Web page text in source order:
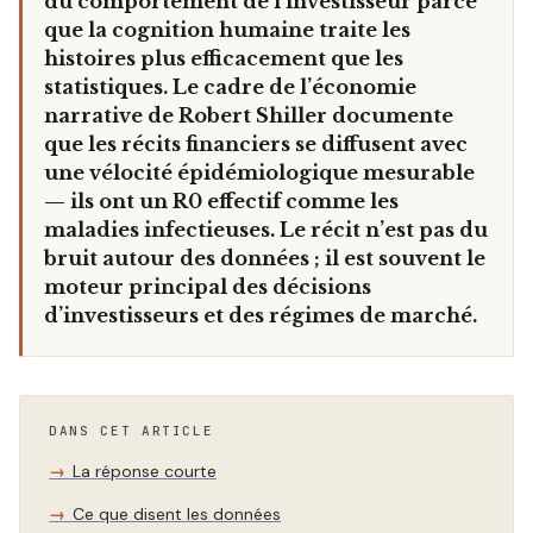
que la cognition humaine traite les
histoires plus efficacement que les
statistiques. Le cadre de l’économie
narrative de Robert Shiller documente
que les récits financiers se diffusent avec
une vélocité épidémiologique mesurable
— ils ont un R0 effectif comme les
maladies infectieuses. Le récit n’est pas du
bruit autour des données ; il est souvent le
moteur principal des décisions
d’investisseurs et des régimes de marché.
DANS CET ARTICLE
La réponse courte
Ce que disent les données